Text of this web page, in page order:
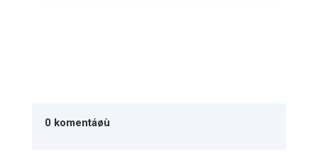
0 komentáøù